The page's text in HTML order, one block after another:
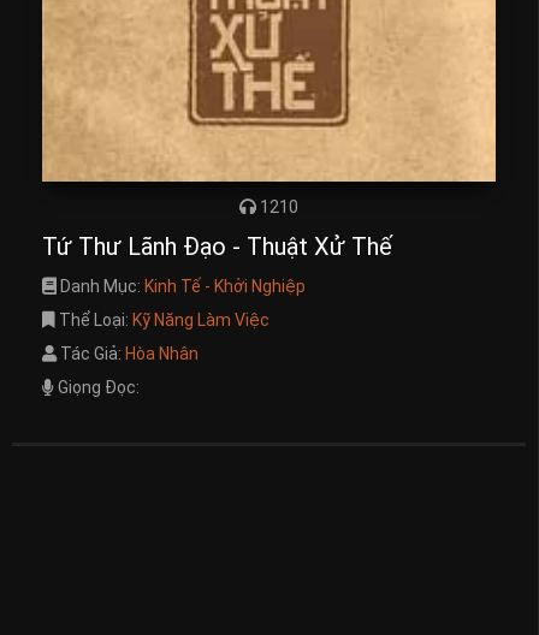
1210
Tứ Thư Lãnh Đạo - Thuật Xử Thế
Danh Mục: Kinh Tế - Khởi Nghiệp
Thể Loại: Kỹ Năng Làm Việc
Tác Giả: Hòa Nhân
Giọng Đọc: